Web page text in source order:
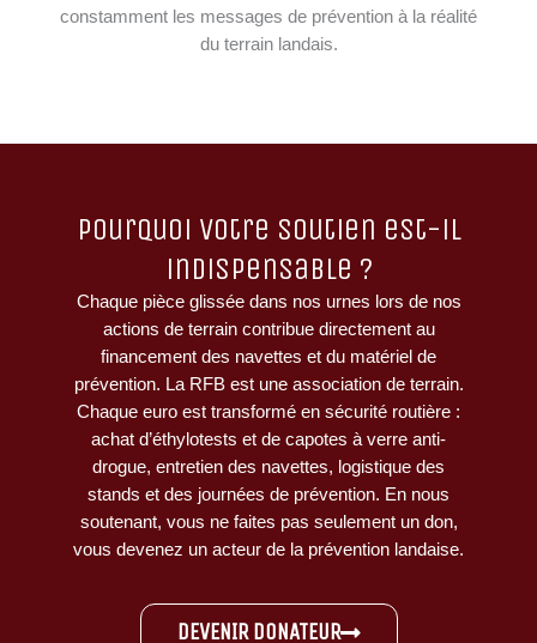
constamment les messages de prévention à la réalité
du terrain landais.
Pourquoi votre soutien est-il
indispensable ?
Chaque pièce glissée dans nos urnes lors de nos
actions de terrain contribue directement au
financement des navettes et du matériel de
prévention. La RFB est une association de terrain.
Chaque euro est transformé en sécurité routière :
achat d’éthylotests et de capotes à verre anti-
drogue, entretien des navettes, logistique des
stands et des journées de prévention. En nous
soutenant, vous ne faites pas seulement un don,
vous devenez un acteur de la prévention landaise.
DEVENIR DONATEUR